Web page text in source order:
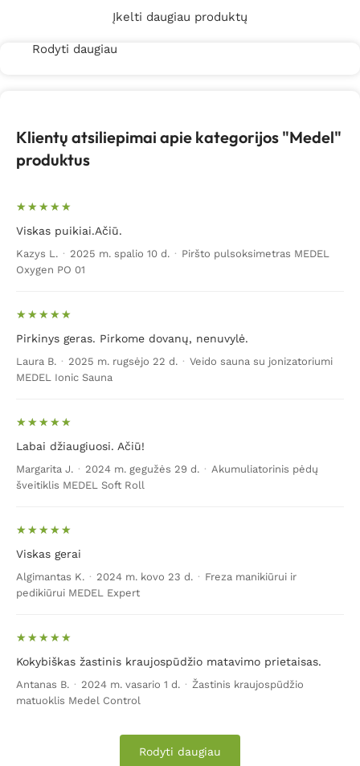
Įkelti daugiau produktų
Rodyti daugiau
Klientų atsiliepimai apie kategorijos "Medel"
produktus
Viskas puikiai.Ačiū.
Kazys L. · 2025 m. spalio 10 d. · Piršto pulsoksimetras MEDEL
Oxygen PO 01
Pirkinys geras. Pirkome dovanų, nenuvylė.
Laura B. · 2025 m. rugsėjo 22 d. · Veido sauna su jonizatoriumi
MEDEL Ionic Sauna
Labai džiaugiuosi. Ačiū!
Margarita J. · 2024 m. gegužės 29 d. · Akumuliatorinis pėdų
šveitiklis MEDEL Soft Roll
Viskas gerai
Algimantas K. · 2024 m. kovo 23 d. · Freza manikiūrui ir
pedikiūrui MEDEL Expert
Kokybiškas žastinis kraujospūdžio matavimo prietaisas.
Antanas B. · 2024 m. vasario 1 d. · Žastinis kraujospūdžio
matuoklis Medel Control
Rodyti daugiau